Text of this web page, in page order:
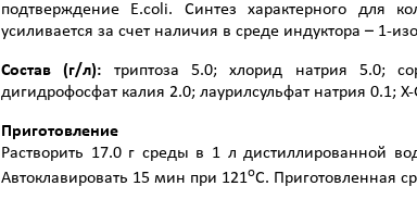
подтверждение E.coli. Синтез характерного для
усиливается за счет наличия в среде индуктора – 1-
Состав (г/л): триптоза 5.0; хлорид натрия 5.0;
дигидрофосфат калия 2.0; лаурилсульфат натрия 0.1;
Приготовление
Растворить 17.0 г среды в 1 л дистиллированной
Автоклавировать 15 мин при 121оС. Приготовленная